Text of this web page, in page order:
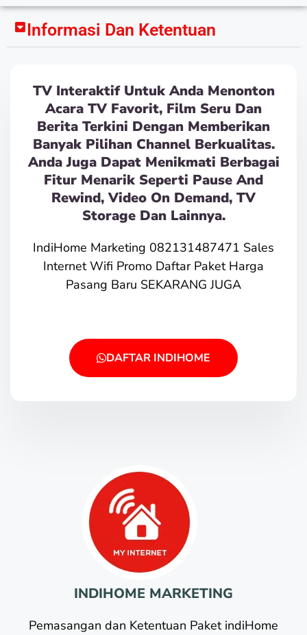
Informasi Dan Ketentuan
TV Interaktif Untuk Anda Menonton
Acara TV Favorit, Film Seru Dan
Berita Terkini Dengan Memberikan
Banyak Pilihan Channel Berkualitas.
Anda Juga Dapat Menikmati Berbagai
Fitur Menarik Seperti Pause And
Rewind, Video On Demand, TV
Storage Dan Lainnya.
IndiHome Marketing 082131487471 Sales
Internet Wifi Promo Daftar Paket Harga
Pasang Baru SEKARANG JUGA
DAFTAR INDIHOME
INDIHOME MARKETING
Pemasangan dan Ketentuan Paket indiHome